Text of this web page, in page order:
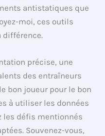
antistatiques que
moi, ces outils
différence.
précise, une
des entraîneurs
bon joueur pour le bon
à utiliser les données
les défis mentionnés
Souvenez-vous,